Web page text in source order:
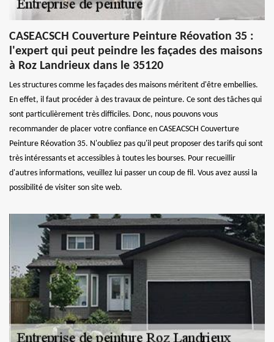
CASEACSCH Couverture Peinture Réovation 35 :
l'expert qui peut peindre les façades des maisons
à Roz Landrieux dans le 35120
Les structures comme les façades des maisons méritent d'être embellies.
En effet, il faut procéder à des travaux de peinture. Ce sont des tâches qui
sont particulièrement très difficiles. Donc, nous pouvons vous
recommander de placer votre confiance en CASEACSCH Couverture
Peinture Réovation 35. N'oubliez pas qu'il peut proposer des tarifs qui sont
très intéressants et accessibles à toutes les bourses. Pour recueillir
d'autres informations, veuillez lui passer un coup de fil. Vous avez aussi la
possibilité de visiter son site web.